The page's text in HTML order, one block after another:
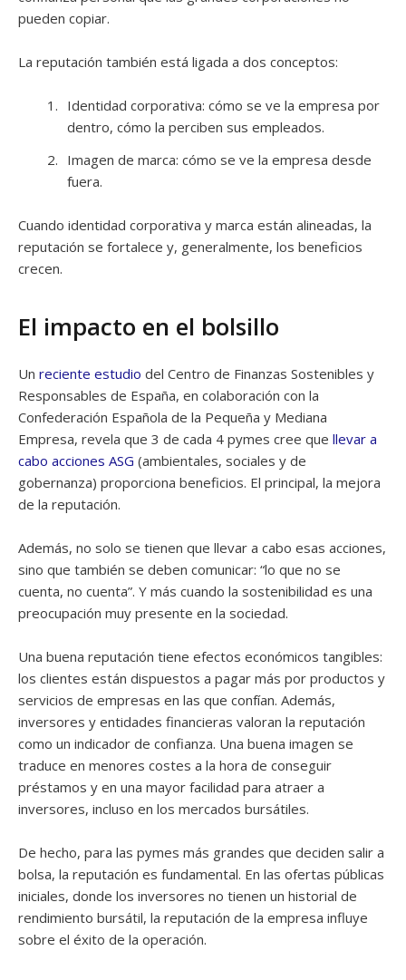
pueden copiar.
La reputación también está ligada a dos conceptos:
Identidad corporativa: cómo se ve la empresa por
dentro, cómo la perciben sus empleados.
Imagen de marca: cómo se ve la empresa desde
fuera.
Cuando identidad corporativa y marca están alineadas, la
reputación se fortalece y, generalmente, los beneficios
crecen.
El impacto en el bolsillo
Un reciente estudio del Centro de Finanzas Sostenibles y
Responsables de España, en colaboración con la
Confederación Española de la Pequeña y Mediana
Empresa, revela que 3 de cada 4 pymes cree que llevar a
cabo acciones ASG (ambientales, sociales y de
gobernanza) proporciona beneficios. El principal, la mejora
de la reputación.
Además, no solo se tienen que llevar a cabo esas acciones,
sino que también se deben comunicar: “lo que no se
cuenta, no cuenta”. Y más cuando la sostenibilidad es una
preocupación muy presente en la sociedad.
Una buena reputación tiene efectos económicos tangibles:
los clientes están dispuestos a pagar más por productos y
servicios de empresas en las que confían. Además,
inversores y entidades financieras valoran la reputación
como un indicador de confianza. Una buena imagen se
traduce en menores costes a la hora de conseguir
préstamos y en una mayor facilidad para atraer a
inversores, incluso en los mercados bursátiles.
De hecho, para las pymes más grandes que deciden salir a
bolsa, la reputación es fundamental. En las ofertas públicas
iniciales, donde los inversores no tienen un historial de
rendimiento bursátil, la reputación de la empresa influye
sobre el éxito de la operación.